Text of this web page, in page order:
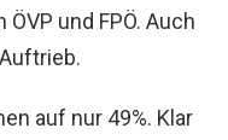
und FPÖ. Auch
auf nur 49%. Klar